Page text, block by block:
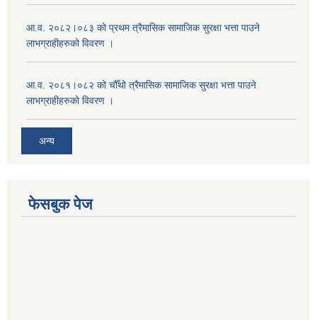
आ.व. २०८२।०८३ को प्रथम त्रैमासिक सामाजिक सुरक्षा भत्ता पाउने
लाभग्राहीहरुको विवरण ।
आ.व. २०८१।०८२ को चौँथो त्रैमासिक सामाजिक सुरक्षा भत्ता पाउने
लाभग्राहीहरुको विवरण ।
अन्य
फेसबुक पेज